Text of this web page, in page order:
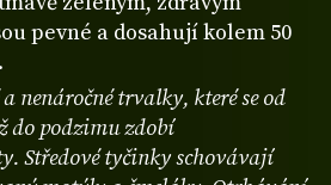
pevné a dosahují kolem 50
nenáročné trvalky, které se od
do podzimu zdobí
Středové tyčinky schovávají